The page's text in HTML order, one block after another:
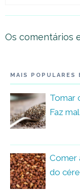
Os comentários
MAIS POPULARES
Tomar
Faz
Comer
do